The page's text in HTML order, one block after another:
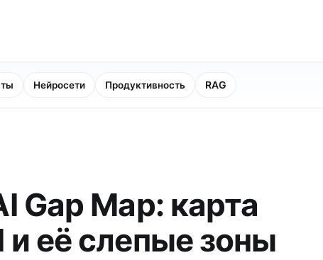
Нейросети Продуктивность RAG
Gap Map: карта
её слепые зоны